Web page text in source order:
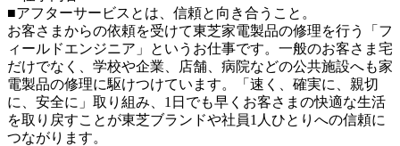
■アフターサービスとは、信頼と向き合うこと。
お客さまからの依頼を受けて東芝家電製品の修理を行う「フ
ィールドエンジニア」というお仕事です。一般のお客さま宅
だけでなく、学校や企業、店舗、病院などの公共施設へも家
電製品の修理に駆けつけています。「速く、確実に、親切
に、安全に」取り組み、1日でも早くお客さまの快適な生活
を取り戻すことが東芝ブランドや社員1人ひとりへの信頼に
つながります。